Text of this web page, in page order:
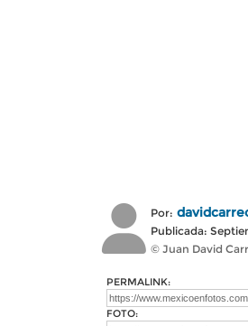
Por:
Publicada:
© Juan David
PERMALINK:
FOTO: